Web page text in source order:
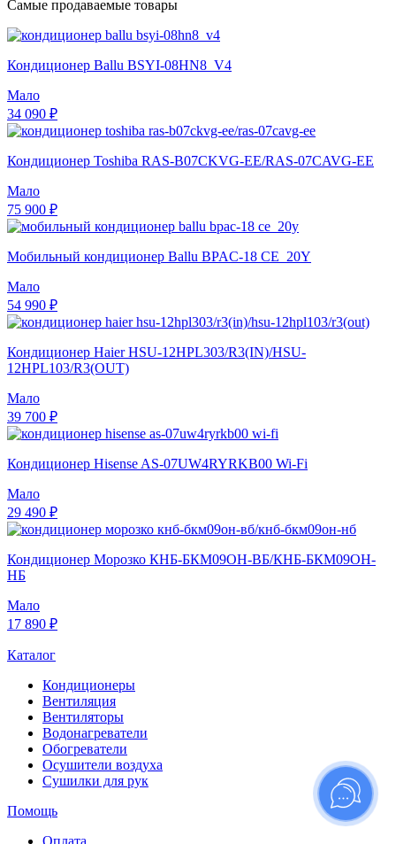
Самые продаваемые товары
Кондиционер Ballu BSYI-08HN8_V4
Мало
34 090 ₽
Кондиционер Toshiba RAS-B07CKVG-EE/RAS-07CAVG-EE
Мало
75 900 ₽
Мобильный кондиционер Ballu BPAC-18 CE_20Y
Мало
54 990 ₽
Кондиционер Haier HSU-12HPL303/R3(IN)/HSU-
12HPL103/R3(OUT)
Мало
39 700 ₽
Кондиционер Hisense AS-07UW4RYRKB00 Wi-Fi
Мало
29 490 ₽
Кондиционер Морозко КНБ-БКМ09ОН-ВБ/КНБ-БКМ09ОН-
НБ
Мало
17 890 ₽
Каталог
Кондиционеры
Вентиляция
Вентиляторы
Водонагреватели
Обогреватели
Осушители воздуха
Сушилки для рук
Помощь